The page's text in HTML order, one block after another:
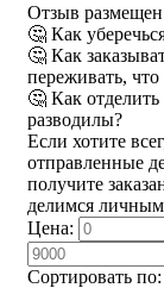
Отзыв
🤔 Как
🤔 Как
переживать, что
🤔 Как
разводилы?
Если хотите
отправленные
получите
делимся
Сортировать по:
Цена: